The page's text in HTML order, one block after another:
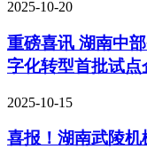
2025-10-20
重磅喜讯 湖南中
字化转型首批试点
2025-10-15
喜报！湖南武陵